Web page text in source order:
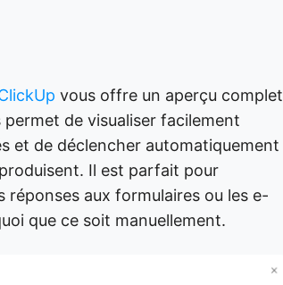
vous offre un aperçu complet
de visualiser facilement
et de déclencher automatiquement
Il est parfait pour
réponses aux formulaires ou les e-
que ce soit manuellement.